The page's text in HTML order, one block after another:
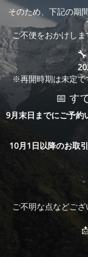
そのため、下記の期
ご不便をおかけしま
※再開時期は未定で
📅 す
9月末日までにご予約
10月1日以降のお取
ご不明な点などご